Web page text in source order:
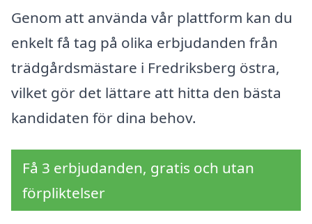
Genom att använda vår plattform kan du
enkelt få tag på olika erbjudanden från
trädgårdsmästare i Fredriksberg östra,
vilket gör det lättare att hitta den bästa
kandidaten för dina behov.
Få 3 erbjudanden, gratis och utan
förpliktelser